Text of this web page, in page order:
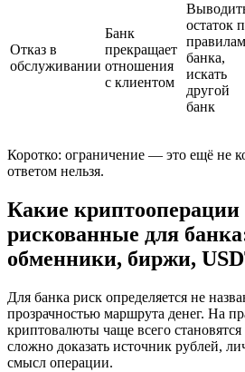
Отказ в
обслуживании
Банк
прекращает
отношения
с клиентом
остаток
правилам
банка,
искать
другой
банк
Коротко: ограничение — это ещё не
ответом нельзя.
Какие
рискованные для
обменники, биржи,
Для банка риск определяется не
прозрачностью маршрута денег. На
криптовалюты чаще всего
сложно доказать источник рублей,
смысл операции.